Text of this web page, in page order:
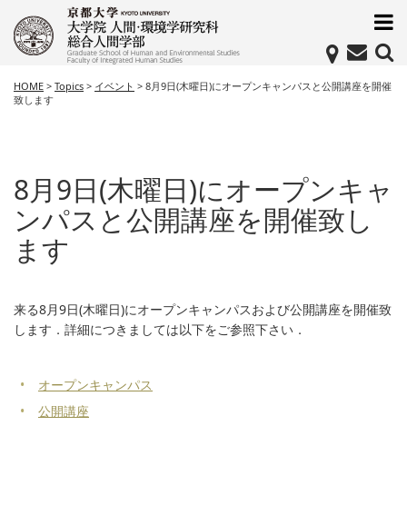
HOME > Topics > イベント > 8月9日(木曜日)にオープンキャンパスと公開講座を開催
致します
8月9日(木曜日)にオープンキャ
ンパスと公開講座を開催致し
ます
来る8月9日(木曜日)にオープンキャンパスおよび公開講座を開催致
します．詳細につきましては以下をご参照下さい．
オープンキャンパス
公開講座